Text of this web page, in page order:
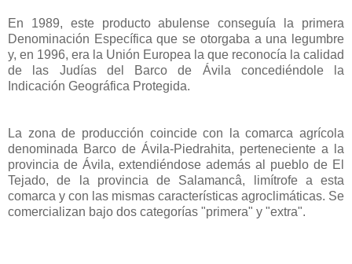
En 1989, este producto abulense conseguía la primera
Denominación Específica que se otorgaba a una legumbre
y, en 1996, era la Unión Europea la que reconocía la calidad
de las Judías del Barco de Ávila concediéndole la
Indicación Geográfica Protegida.
La zona de producción coincide con la comarca agrícola
denominada Barco de Ávila-Piedrahita, perteneciente a la
provincia de Ávila, extendiéndose además al pueblo de El
Tejado, de la provincia de Salamancâ, limítrofe a esta
comarca y con las mismas características agroclimáticas. Se
comercializan bajo dos categorías "primera" y "extra".